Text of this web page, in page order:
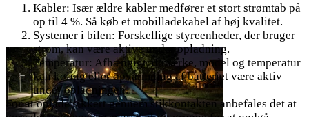
Kabler: Især ældre kabler medfører et stort strømtab på
op til 4 %. Så køb et mobilladekabel af høj kvalitet.
Systemer i bilen: Forskellige styreenheder, der bruger
strøm, kan være aktive under opladning.
Temperatur: Afhængigt af mærke, model og temperatur
kan køling eller opvarmning af batteriet være aktiv
under opladningen.
For at oplade sikkert gennem stikkontakten anbefales det at